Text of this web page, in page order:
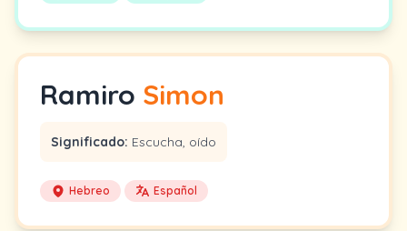
Ramiro Simon
Significado: Escucha, oído
Hebreo Español